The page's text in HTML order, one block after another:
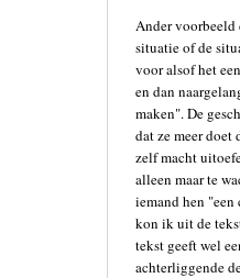
Ander voorbeeld
situatie of de
voor alsof het
en dan
maken". De
dat ze meer
zelf macht
alleen maar te
iemand hen
kon ik uit de
tekst geeft wel
achterliggende